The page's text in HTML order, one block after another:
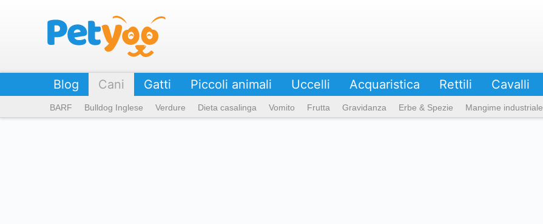
Blog Cani
BARF Bulldog Inglese Verdure Dieta casalinga Vomito Frutta Gravidanza Erbe & Spezie Mangime industriale
Gatti Piccoli animali Uccelli Acquaristica Rettili Cavalli